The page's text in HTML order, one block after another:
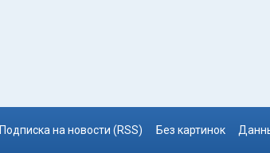
Подписка на новости (RSS) Без картинок